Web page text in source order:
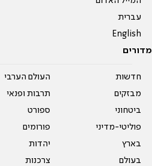
עברית
English
מדורים
חדשות
מבזקים
ביטחוני
פוליטי-מדיני
בארץ
בעולם
העולם הערבי
תרבות ופנאי
ספורט
פורומים
יהדות
צרכנות